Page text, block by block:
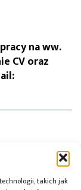
takich jak
na ww.
CV oraz